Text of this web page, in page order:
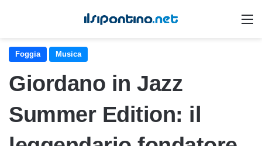
Foggia Musica
Giordano in Jazz
Summer Edition: il